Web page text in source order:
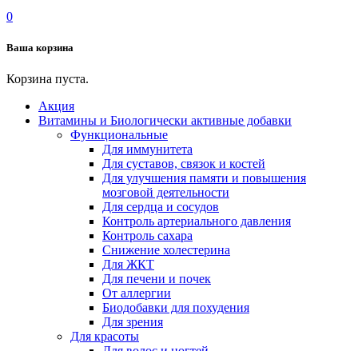
0
Ваша корзина
Корзина пуста.
Акция
Витамины и Биологически активные добавки
Функциональные
Для иммунитета
Для суставов, связок и костей
Для улучшения памяти и повышения
мозговой деятельности
Для сердца и сосудов
Контроль артериального давления
Контроль сахара
Снижение холестерина
Для ЖКТ
Для печени и почек
От аллергии
Биодобавки для похудения
Для зрения
Для красоты